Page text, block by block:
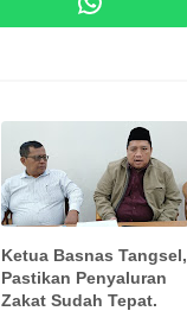
Ketua Basnas Tangsel,
Pastikan Penyaluran
Zakat Sudah Tepat.